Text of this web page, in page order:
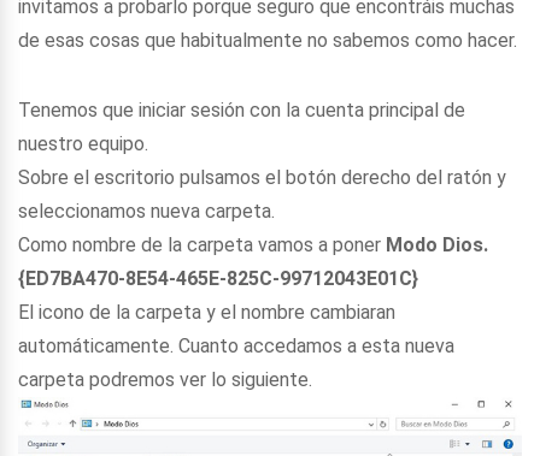
invitamos a probarlo porque seguro que encontráis muchas
de esas cosas que habitualmente no sabemos como hacer.
Tenemos que iniciar sesión con la cuenta principal de
nuestro equipo.
Sobre el escritorio pulsamos el botón derecho del ratón y
seleccionamos nueva carpeta.
Como nombre de la carpeta vamos a poner Modo Dios.
{ED7BA470-8E54-465E-825C-99712043E01C}
El icono de la carpeta y el nombre cambiaran
automáticamente. Cuanto accedamos a esta nueva
carpeta podremos ver lo siguiente.